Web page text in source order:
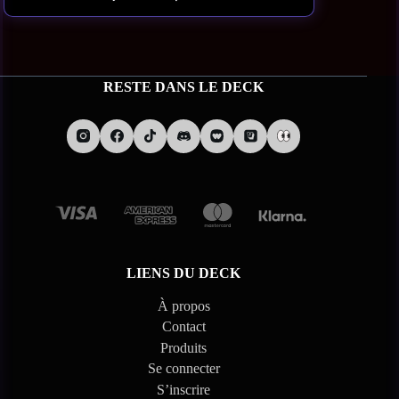
• Expédition prévue aux alentours du 26/06/2026
• Les commandes contenant ce produit seront expédiées uniquement
une fois tous les articles disponibles
Remboursement, Livraison et Retours
Ne convient pas aux enfants de moins de 36 mois. Présence de petits
RESTE DANS LE DECK
LIENS DU DECK
À propos
Contact
Produits
Se connecter
S’inscrire